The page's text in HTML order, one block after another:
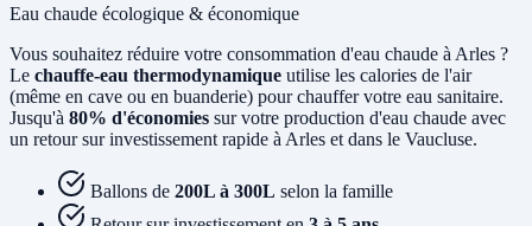
Eau chaude écologique & économique
Vous souhaitez réduire votre consommation d'eau chaude à Arles ?
Le chauffe-eau thermodynamique utilise les calories de l'air
(même en cave ou en buanderie) pour chauffer votre eau sanitaire.
Jusqu'à 80% d'économies sur votre production d'eau chaude avec
un retour sur investissement rapide à Arles et dans le Vaucluse.
Ballons de 200L à 300L selon la famille